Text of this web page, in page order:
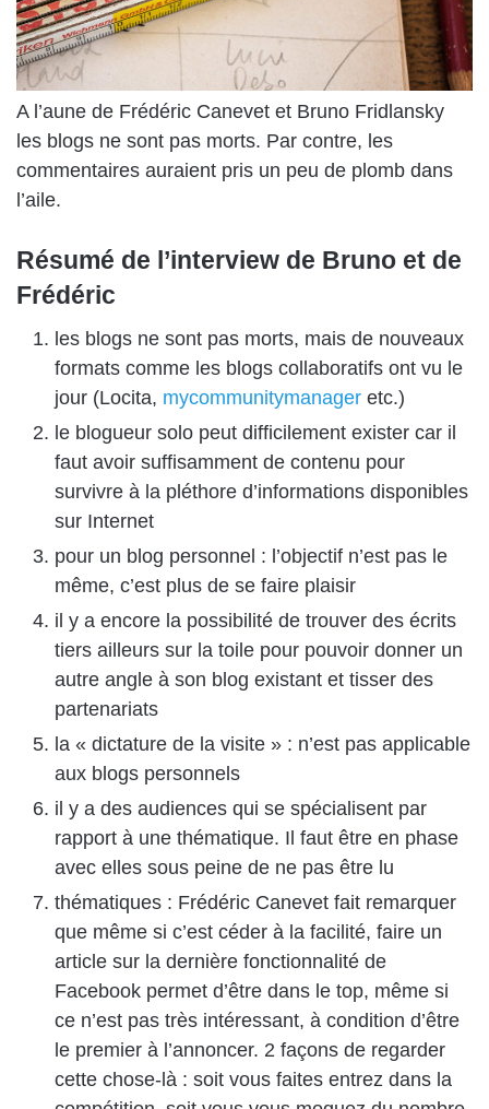
A l’aune de Frédéric Canevet et Bruno Fridlansky
les blogs ne sont pas morts. Par contre, les
commentaires auraient pris un peu de plomb dans
l’aile.
Résumé de l’interview de Bruno et de
Frédéric
les blogs ne sont pas morts, mais de nouveaux
formats comme les blogs collaboratifs ont vu le
jour (Locita, mycommunitymanager etc.)
le blogueur solo peut difficilement exister car il
faut avoir suffisamment de contenu pour
survivre à la pléthore d’informations disponibles
sur Internet
pour un blog personnel : l’objectif n’est pas le
même, c’est plus de se faire plaisir
il y a encore la possibilité de trouver des écrits
tiers ailleurs sur la toile pour pouvoir donner un
autre angle à son blog existant et tisser des
partenariats
la « dictature de la visite » : n’est pas applicable
aux blogs personnels
il y a des audiences qui se spécialisent par
rapport à une thématique. Il faut être en phase
avec elles sous peine de ne pas être lu
thématiques : Frédéric Canevet fait remarquer
que même si c’est céder à la facilité, faire un
article sur la dernière fonctionnalité de
Facebook permet d’être dans le top, même si
ce n’est pas très intéressant, à condition d’être
le premier à l’annoncer. 2 façons de regarder
cette chose-là : soit vous faites entrez dans la